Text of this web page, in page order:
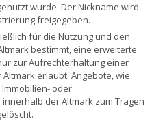
wurde. Der Nickname wird
freigegeben.
für die Nutzung und den
bestimmt, eine erweiterte
zur Aufrechterhaltung einer
erlaubt. Angebote, wie
Immobilien- oder
der Altmark zum Tragen